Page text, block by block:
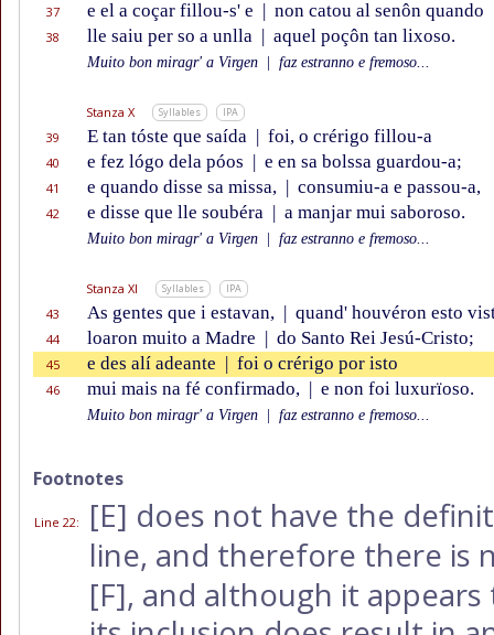
37 e el a coçar fillou-s' e | non catou al senôn quando
38 lle saiu per so a unlla | aquel poçôn tan lixoso.
Muito bon miragr' a Virgen faz estranno e fremoso...
Stanza X Syllables IPA
39 E tan tóste que saída | foi, o crérigo fillou-a
40 e fez lógo dela póos | e en sa bolssa guardou-a;
41 e quando disse sa missa, | consumiu-a e passou-a,
42 e disse que lle soubéra | a manjar mui saboroso.
Muito bon miragr' a Virgen faz estranno e fremoso...
Stanza XI Syllables IPA
43 As gentes que i estavan, | quand' houvéron esto
44 loaron muito a Madre | do Santo Rei Jesú-Cristo;
45 e des alí adeante | foi o crérigo por isto
46 mui mais na fé confirmado, | e non foi luxurïoso.
Muito bon miragr' a Virgen faz estranno e fremoso...
Footnotes
Line 22: [E] does not have the
line, and therefore there is
[F], and although it